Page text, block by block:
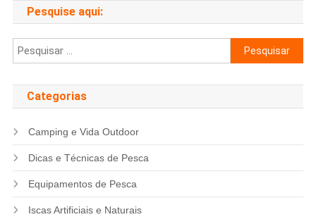
Pesquise aqui:
Pesquisar
por:
Categorias
Camping e Vida Outdoor
Dicas e Técnicas de Pesca
Equipamentos de Pesca
Iscas Artificiais e Naturais